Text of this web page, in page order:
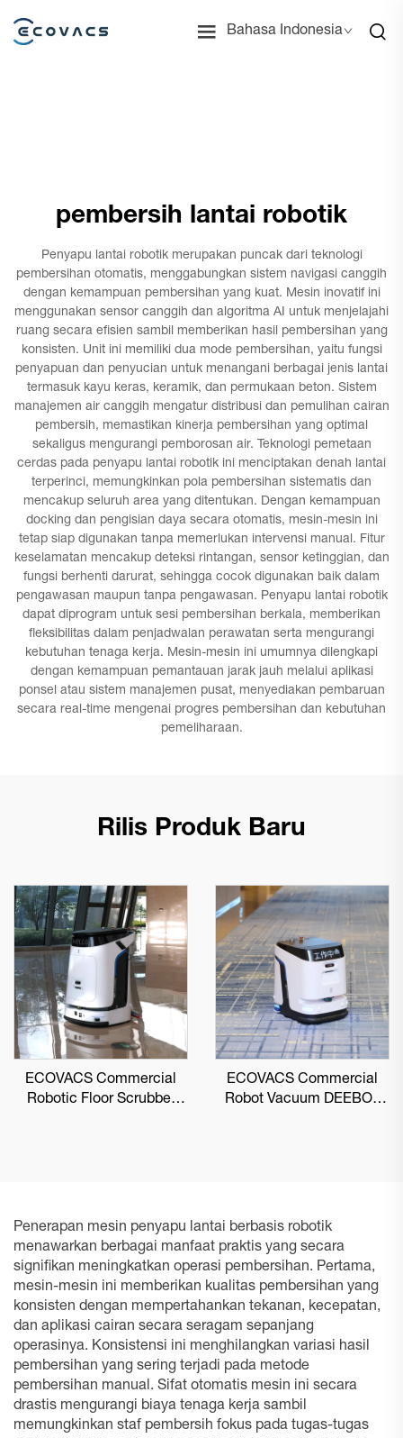
Bahasa Indonesia
pembersih lantai robotik
Penyapu lantai robotik merupakan puncak dari teknologi
pembersihan otomatis, menggabungkan sistem navigasi canggih
dengan kemampuan pembersihan yang kuat. Mesin inovatif ini
menggunakan sensor canggih dan algoritma AI untuk menjelajahi
ruang secara efisien sambil memberikan hasil pembersihan yang
konsisten. Unit ini memiliki dua mode pembersihan, yaitu fungsi
penyapuan dan penyucian untuk menangani berbagai jenis lantai
termasuk kayu keras, keramik, dan permukaan beton. Sistem
manajemen air canggih mengatur distribusi dan pemulihan cairan
pembersih, memastikan kinerja pembersihan yang optimal
sekaligus mengurangi pemborosan air. Teknologi pemetaan
cerdas pada penyapu lantai robotik ini menciptakan denah lantai
terperinci, memungkinkan pola pembersihan sistematis dan
mencakup seluruh area yang ditentukan. Dengan kemampuan
docking dan pengisian daya secara otomatis, mesin-mesin ini
tetap siap digunakan tanpa memerlukan intervensi manual. Fitur
keselamatan mencakup deteksi rintangan, sensor ketinggian, dan
fungsi berhenti darurat, sehingga cocok digunakan baik dalam
pengawasan maupun tanpa pengawasan. Penyapu lantai robotik
dapat diprogram untuk sesi pembersihan berkala, memberikan
fleksibilitas dalam penjadwalan perawatan serta mengurangi
kebutuhan tenaga kerja. Mesin-mesin ini umumnya dilengkapi
dengan kemampuan pemantauan jarak jauh melalui aplikasi
ponsel atau sistem manajemen pusat, menyediakan pembaruan
secara real-time mengenai progres pembersihan dan kebutuhan
pemeliharaan.
Rilis Produk Baru
ECOVACS Commercial
Robotic Floor Scrubber
ECOVACS Commercial
Robot Vacuum DEEBOT
Penerapan mesin penyapu lantai berbasis robotik
menawarkan berbagai manfaat praktis yang secara
signifikan meningkatkan operasi pembersihan. Pertama,
mesin-mesin ini memberikan kualitas pembersihan yang
konsisten dengan mempertahankan tekanan, kecepatan,
dan aplikasi cairan secara seragam sepanjang
operasinya. Konsistensi ini menghilangkan variasi hasil
pembersihan yang sering terjadi pada metode
pembersihan manual. Sifat otomatis mesin ini secara
drastis mengurangi biaya tenaga kerja sambil
memungkinkan staf pembersih fokus pada tugas-tugas